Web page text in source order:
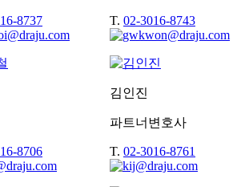
8737 T. 02-3016-8743
8706
김인진
파트너변호사
T. 02-3016-8761